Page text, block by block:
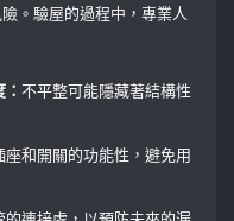
。驗屋的過程中，專業人
：不平整可能隱藏著結構性
座和開關的功能性，避免用